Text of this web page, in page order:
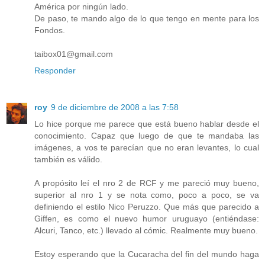
América por ningún lado.
De paso, te mando algo de lo que tengo en mente para los
Fondos.
taibox01@gmail.com
Responder
roy 9 de diciembre de 2008 a las 7:58
Lo hice porque me parece que está bueno hablar desde el
conocimiento. Capaz que luego de que te mandaba las
imágenes, a vos te parecían que no eran levantes, lo cual
también es válido.
A propósito leí el nro 2 de RCF y me pareció muy bueno,
superior al nro 1 y se nota como, poco a poco, se va
definiendo el estilo Nico Peruzzo. Que más que parecido a
Giffen, es como el nuevo humor uruguayo (entiéndase:
Alcuri, Tanco, etc.) llevado al cómic. Realmente muy bueno.
Estoy esperando que la Cucaracha del fin del mundo haga